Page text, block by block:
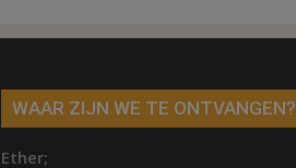
WAAR ZIJN WE TE ONTVANGEN?
Ether;